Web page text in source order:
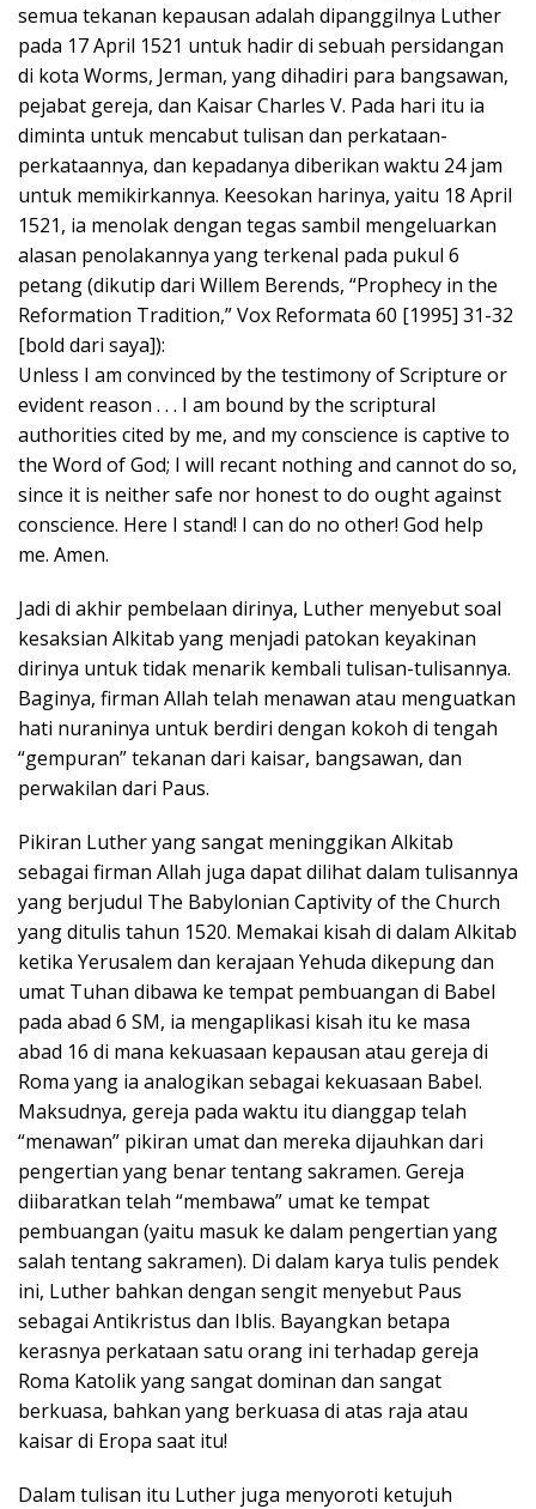
semua tekanan kepausan adalah dipanggilnya Luther
pada 17 April 1521 untuk hadir di sebuah persidangan
di kota Worms, Jerman, yang dihadiri para bangsawan,
pejabat gereja, dan Kaisar Charles V. Pada hari itu ia
diminta untuk mencabut tulisan dan perkataan-
perkataannya, dan kepadanya diberikan waktu 24 jam
untuk memikirkannya. Keesokan harinya, yaitu 18 April
1521, ia menolak dengan tegas sambil mengeluarkan
alasan penolakannya yang terkenal pada pukul 6
petang (dikutip dari Willem Berends, “Prophecy in the
Reformation Tradition,” Vox Reformata 60 [1995] 31-32
[bold dari saya]):
Unless I am convinced by the testimony of Scripture or
evident reason . . . I am bound by the scriptural
authorities cited by me, and my conscience is captive to
the Word of God; I will recant nothing and cannot do so,
since it is neither safe nor honest to do ought against
conscience. Here I stand! I can do no other! God help
me. Amen.
Jadi di akhir pembelaan dirinya, Luther menyebut soal
kesaksian Alkitab yang menjadi patokan keyakinan
dirinya untuk tidak menarik kembali tulisan-tulisannya.
Baginya, firman Allah telah menawan atau menguatkan
hati nuraninya untuk berdiri dengan kokoh di tengah
“gempuran” tekanan dari kaisar, bangsawan, dan
perwakilan dari Paus.
Pikiran Luther yang sangat meninggikan Alkitab
sebagai firman Allah juga dapat dilihat dalam tulisannya
yang berjudul The Babylonian Captivity of the Church
yang ditulis tahun 1520. Memakai kisah di dalam Alkitab
ketika Yerusalem dan kerajaan Yehuda dikepung dan
umat Tuhan dibawa ke tempat pembuangan di Babel
pada abad 6 SM, ia mengaplikasi kisah itu ke masa
abad 16 di mana kekuasaan kepausan atau gereja di
Roma yang ia analogikan sebagai kekuasaan Babel.
Maksudnya, gereja pada waktu itu dianggap telah
“menawan” pikiran umat dan mereka dijauhkan dari
pengertian yang benar tentang sakramen. Gereja
diibaratkan telah “membawa” umat ke tempat
pembuangan (yaitu masuk ke dalam pengertian yang
salah tentang sakramen). Di dalam karya tulis pendek
ini, Luther bahkan dengan sengit menyebut Paus
sebagai Antikristus dan Iblis. Bayangkan betapa
kerasnya perkataan satu orang ini terhadap gereja
Roma Katolik yang sangat dominan dan sangat
berkuasa, bahkan yang berkuasa di atas raja atau
kaisar di Eropa saat itu!
Dalam tulisan itu Luther juga menyoroti ketujuh